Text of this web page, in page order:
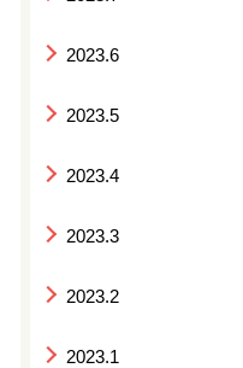
2023.6
2023.5
2023.4
2023.3
2023.2
2023.1